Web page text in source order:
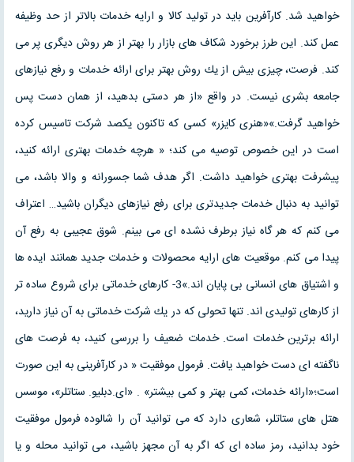
خواهيد شد. كارآفرين بايد در توليد كالا و ارايه خدمات بالاتر از حد وظيفه
عمل كند. اين طرز برخورد شكاف هاى بازار را بهتر از هر روش ديگرى پر مى
كند. فرصت، چيزى بيش از يك روش بهتر براى ارائه خدمات و رفع نيازهاى
جامعه بشرى نيست. در واقع «از هر دستى بدهيد، از همان دست پس
خواهيد گرفت.»«هنرى كايزر» كسى كه تاكنون يكصد شركت تاسيس كرده
است در اين خصوص توصيه مى كند‎؛ « هرچه خدمات بهترى ارائه كنيد،
پيشرفت بهترى خواهيد داشت. اگر هدف شما جسورانه و والا باشد، مى
توانيد به دنبال خدمات جديدترى براى رفع نيازهاى ديگران باشيد… اعتراف
مى كنم كه هر گاه نياز برطرف نشده اى مى بينم. شوق عجيبى به رفع آن
پيدا مى كنم. موقعيت هاى ارايه محصولات و خدمات جديد همانند ايده ها
و اشتياق هاى انسانى بى پايان اند.»3- كارهاى خدماتى براى شروع ساده تر
از كارهاى توليدى اند. تنها تحولى كه در يك شركت خدماتى به آن نياز داريد،
ارائه برترين خدمات است. خدمات ضعيف را بررسى كنيد، به فرصت هاى
ناگفته اى دست خواهيد يافت. فرمول موفقيت « در كارآفرينى به اين صورت
است؛«ارائه خدمات، كمى بهتر و كمى بيشتر» . «اى.دبليو. ستاتلر»، موسس
هتل هاى ستاتلر، شعارى دارد كه مى توانيد آن را شالوده فرمول موفقيت
خود بدانيد، رمز ساده اى كه اگر به آن مجهز باشيد، مى توانيد محله و يا